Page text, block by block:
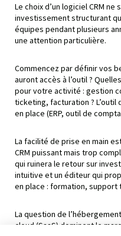
Le choix d’un logiciel CRM ne
investissement structurant
équipes pendant plusieurs
une attention particulière.
Commencez par définir vos
auront accès à l’outil ?
pour votre activité : gestion
ticketing, facturation ?
en place (ERP, outil de
La facilité de prise en main
CRM puissant mais trop
qui ruinera le retour sur
intuitive et un éditeur qui
en place : formation, support
La question de
cloud (SaaS) dominent le